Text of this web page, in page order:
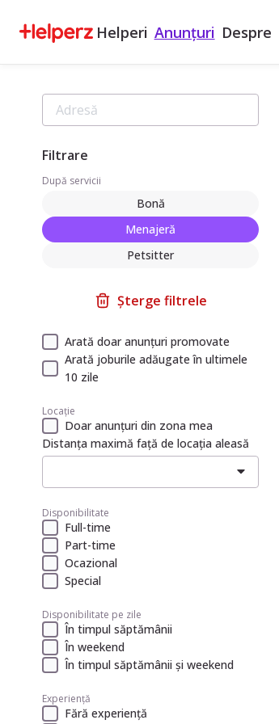
Helperi Anunțuri Despre
Filtrare
După servicii
Bonă
Menajeră
Petsitter
Șterge filtrele
Arată doar anunțuri promovate
Arată joburile adăugate în ultimele
10 zile
Locație
Doar anunțuri din zona mea
Distanța maximă față de locația aleasă
Disponibilitate
Full-time
Part-time
Ocazional
Special
Disponibilitate pe zile
În timpul săptămânii
În weekend
În timpul săptămânii și weekend
Experiență
Fără experiență